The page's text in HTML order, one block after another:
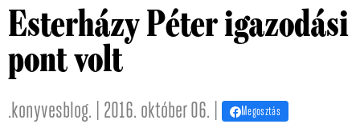
Esterházy Péter igazodási
pont volt
.konyvesblog. | 2016. október 06. | Megosztás